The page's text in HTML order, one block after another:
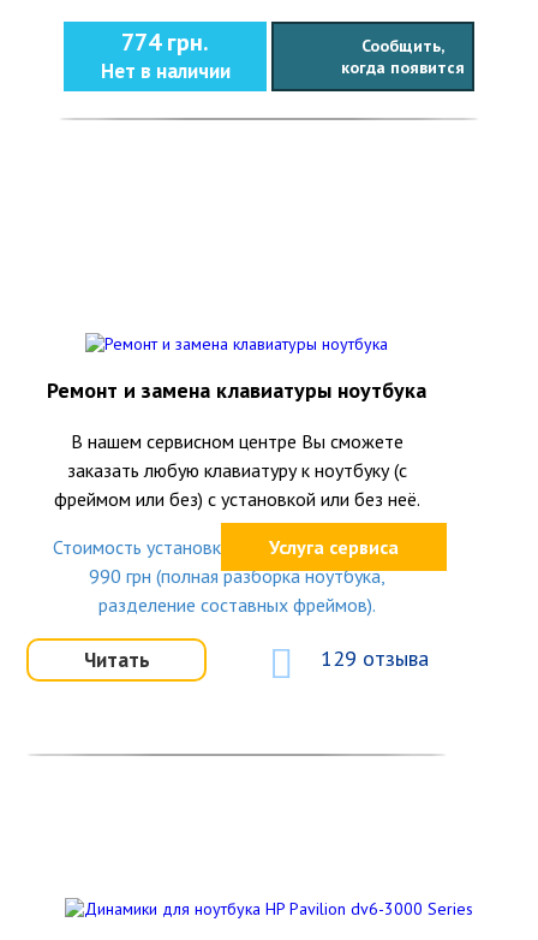
774 грн.
Нет в наличии
Сообщить,
когда появится
Услуга сервиса
Ремонт и замена клавиатуры ноутбука
В нашем сервисном центре Вы сможете
заказать любую клавиатуру к ноутбуку (с
фреймом или без) с установкой или без неё.
Стоимость установки клавиатуры от 170 до
990 грн (полная разборка ноутбука,
разделение составных фреймов).
Читать 129 отзыва